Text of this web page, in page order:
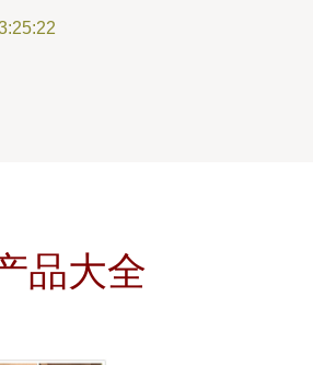
品大全